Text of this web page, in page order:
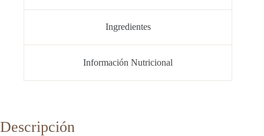
Ingredientes
Información Nutricional
Descripción